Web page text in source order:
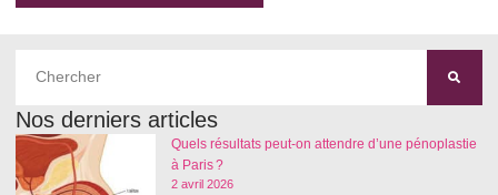
Nos derniers articles
Quels résultats peut-on attendre d’une pénoplastie
à Paris ?
2 avril 2026